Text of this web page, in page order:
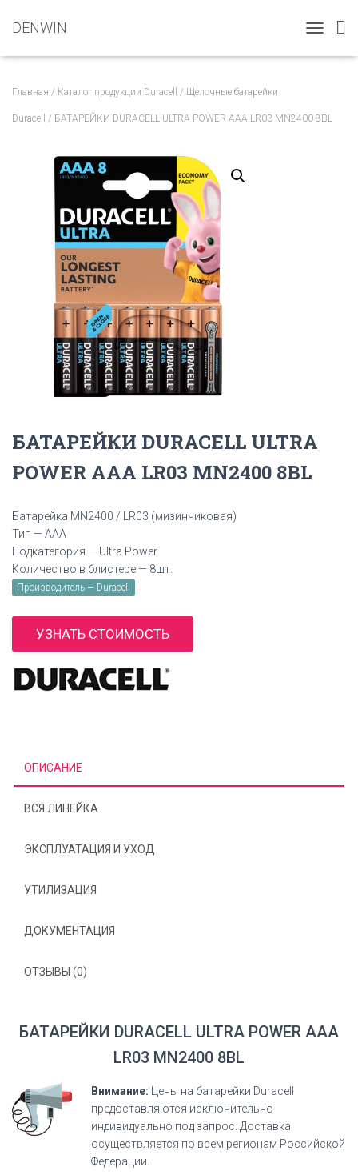
DENWIN
O
E
Главная / Каталог продукции Duracell / Щелочные батарейки
Duracell / БАТАРЕЙКИ DURACELL ULTRA POWER AAA LR03 MN2400 8BL
БАТАРЕЙКИ DURACELL ULTRA
POWER AAA LR03 MN2400 8BL
Батарейка MN2400 / LR03 (мизинчиковая)
Тип — AAA
Подкатегория — Ultra Power
Количество в блистере — 8шт.
Производитель — Duracell
УЗНАТЬ СТОИМОСТЬ
ОПИСАНИЕ
ВСЯ ЛИНЕЙКА
ЭКСПЛУАТАЦИЯ И УХОД
УТИЛИЗАЦИЯ
ДОКУМЕНТАЦИЯ
ОТЗЫВЫ (0)
БАТАРЕЙКИ DURACELL ULTRA POWER AAA
LR03 MN2400 8BL
Внимание: Цены на батарейки Duracell
предоставляются исключительно
индивидуально под запрос. Доставка
осуществляется по всем регионам Российской
Федерации.